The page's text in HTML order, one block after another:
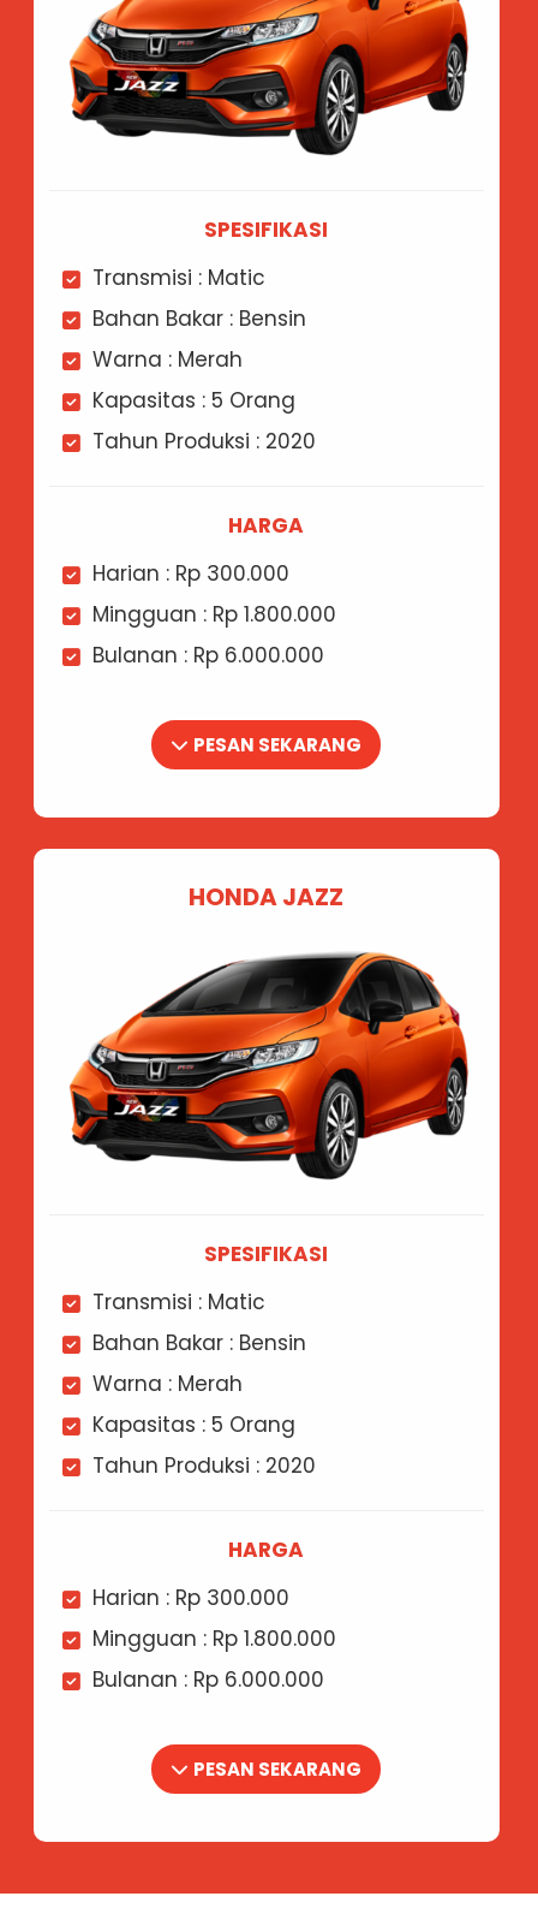
SPESIFIKASI
Transmisi : Matic
Bahan Bakar : Bensin
Warna : Merah
Kapasitas : 5 Orang
Tahun Produksi : 2020
HARGA
Harian : Rp 300.000
Mingguan : Rp 1.800.000
Bulanan : Rp 6.000.000
PESAN SEKARANG
HONDA JAZZ
SPESIFIKASI
Transmisi : Matic
Bahan Bakar : Bensin
Warna : Merah
Kapasitas : 5 Orang
Tahun Produksi : 2020
HARGA
Harian : Rp 300.000
Mingguan : Rp 1.800.000
Bulanan : Rp 6.000.000
PESAN SEKARANG